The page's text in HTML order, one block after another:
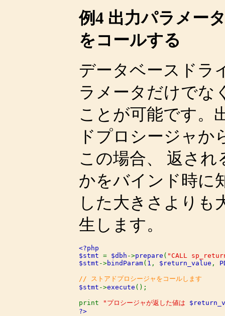
例4 出力パラメー
をコールする
データベースドラ
ラメータだけでな
ことが可能です。
ドプロシージャか
この場合、 返さ
かをバインド時に
した大きさよりも
生します。
<?php
$stmt = $dbh ->prepare ( "CALL
$stmt ->bindParam( 1 , $return_value ,
$stmt ->execute ();
print "プロシージャが返した値は
?>